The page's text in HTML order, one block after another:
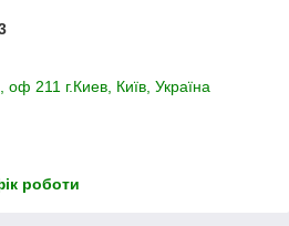
211 г.Киев, Київ, Україна
роботи